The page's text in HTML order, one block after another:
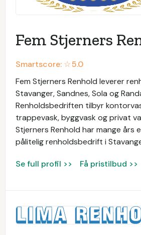
Fem Stjerners
Smartscore: ☆5.0
Fem Stjerners Renhold leverer
Stavanger, Sandnes, Sola og
Renholdsbedriften tilbyr
trappevask, byggvask og privat
Stjerners Renhold har mange års
pålitelig renholdsbedrift i
Se full profil >> Få pristilbud >>